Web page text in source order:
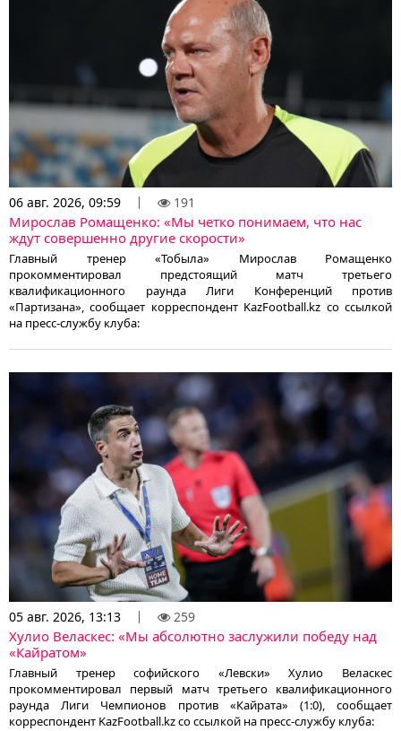
06 авг. 2026, 09:59 191
Мирослав Ромащенко: «Мы четко понимаем, что нас
ждут совершенно другие скорости»
Главный тренер «Тобыла» Мирослав Ромащенко
прокомментировал предстоящий матч третьего
квалификационного раунда Лиги Конференций против
«Партизана», сообщает корреспондент KazFootball.kz со ссылкой
на пресс-службу клуба:
05 авг. 2026, 13:13 259
Хулио Веласкес: «Мы абсолютно заслужили победу над
«Кайратом»
Главный тренер софийского «Левски» Хулио Веласкес
прокомментировал первый матч третьего квалификационного
раунда Лиги Чемпионов против «Кайрата» (1:0), сообщает
корреспондент KazFootball.kz со ссылкой на пресс-службу клуба: